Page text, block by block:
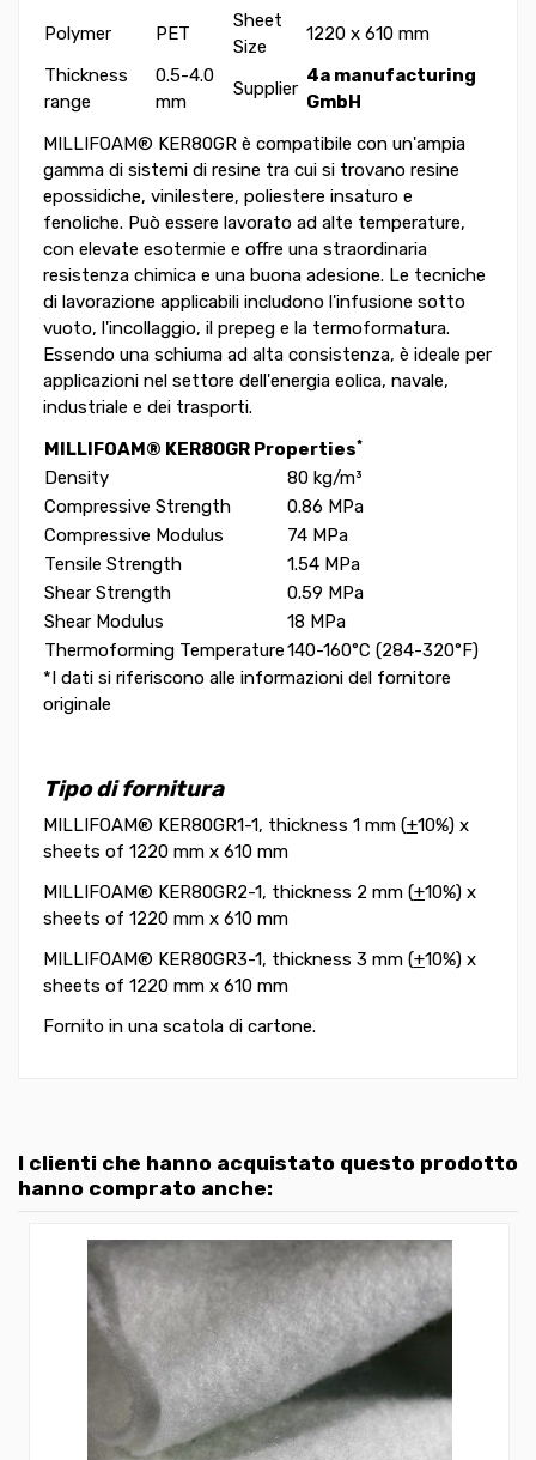
Polymer PET
Sheet
Size
1220 x 610 mm
Thickness
range
0.5-4.0
mm
Supplier
4a manufacturing
GmbH
MILLIFOAM® KER80GR è compatibile con un'ampia
gamma di sistemi di resine tra cui si trovano resine
epossidiche, vinilestere, poliestere insaturo e
fenoliche. Può essere lavorato ad alte temperature,
con elevate esotermie e offre una straordinaria
resistenza chimica e una buona adesione. Le tecniche
di lavorazione applicabili includono l'infusione sotto
vuoto, l'incollaggio, il prepeg e la termoformatura.
Essendo una schiuma ad alta consistenza, è ideale per
applicazioni nel settore dell'energia eolica, navale,
industriale e dei trasporti.
MILLIFOAM® KER80GR Properties*
Density
80 kg/m³
Compressive Strength
0.86 MPa
Compressive Modulus
74 MPa
Tensile Strength
1.54 MPa
Shear Strength
0.59 MPa
Shear Modulus
18 MPa
Thermoforming Temperature140-160°C (284-320°F)
*I dati si riferiscono alle informazioni del fornitore
originale
Tipo di fornitura
MILLIFOAM® KER80GR1-1, thickness 1 mm (+10%) x
sheets of 1220 mm x 610 mm
MILLIFOAM® KER80GR2-1, thickness 2 mm (+10%) x
sheets of 1220 mm x 610 mm
MILLIFOAM® KER80GR3-1, thickness 3 mm (+10%) x
sheets of 1220 mm x 610 mm
Fornito in una scatola di cartone.
I clienti che hanno acquistato questo prodotto
hanno comprato anche: